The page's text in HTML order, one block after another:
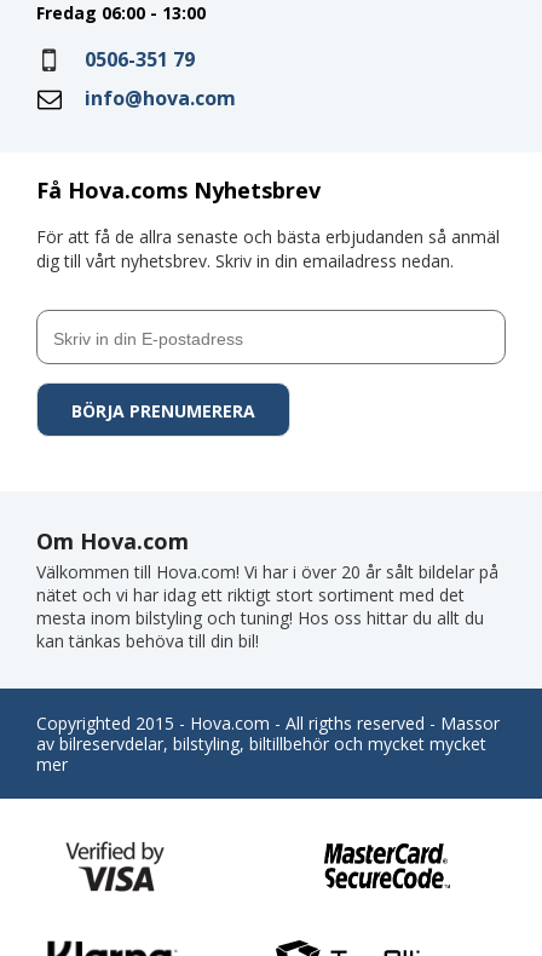
Få Hova.coms Nyhetsbrev
För att få de allra senaste och bästa erbjudanden så anmäl
dig till vårt nyhetsbrev. Skriv in din emailadress nedan.
Fredag 06:00 - 13:00
0506-351 79
info@hova.com
Om Hova.com
Välkommen till Hova.com! Vi har i över 20 år sålt bildelar på
nätet och vi har idag ett riktigt stort sortiment med det
mesta inom bilstyling och tuning! Hos oss hittar du allt du
kan tänkas behöva till din bil!
Copyrighted 2015 - Hova.com - All rigths reserved - Massor
av bilreservdelar, bilstyling, biltillbehör och mycket mycket
mer